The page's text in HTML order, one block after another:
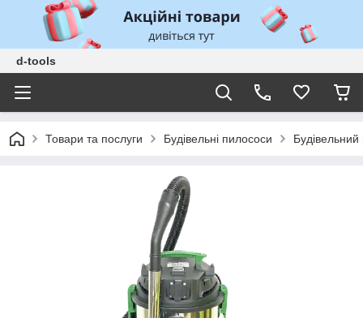
d-tools
Товари та послуги Будівельні пилососи